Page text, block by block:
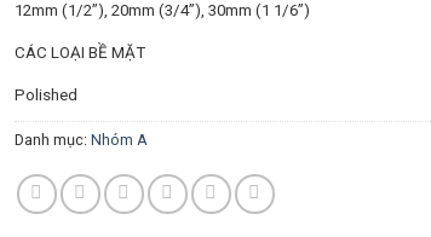
12mm (1/2”), 20mm (3/4”), 30mm (1 1/6”)
CÁC LOẠI BỀ MẶT
Polished
Danh mục: Nhóm A